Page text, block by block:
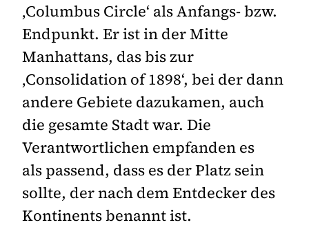
‚Columbus Circle‘ als Anfangs- bzw.
Endpunkt. Er ist in der Mitte
Manhattans, das bis zur
‚Consolidation of 1898‘, bei der dann
andere Gebiete dazukamen, auch
die gesamte Stadt war. Die
Verantwortlichen empfanden es
als passend, dass es der Platz sein
sollte, der nach dem Entdecker des
Kontinents benannt ist.